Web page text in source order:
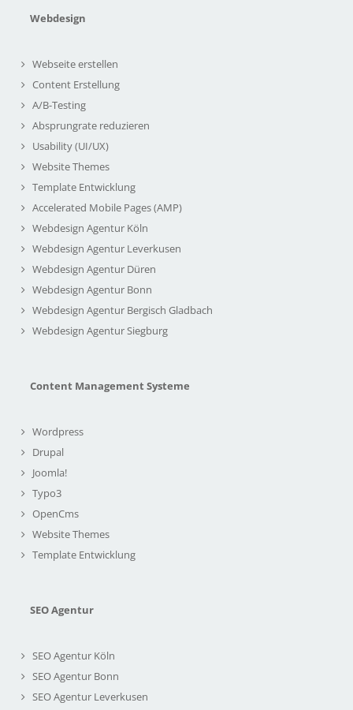
Webdesign
Webseite erstellen
Content Erstellung
A/B-Testing
Absprungrate reduzieren
Usability (UI/UX)
Website Themes
Template Entwicklung
Accelerated Mobile Pages (AMP)
Webdesign Agentur Köln
Webdesign Agentur Leverkusen
Webdesign Agentur Düren
Webdesign Agentur Bonn
Webdesign Agentur Bergisch Gladbach
Webdesign Agentur Siegburg
Content Management Systeme
Wordpress
Drupal
Joomla!
Typo3
OpenCms
Website Themes
Template Entwicklung
SEO Agentur
SEO Agentur Köln
SEO Agentur Bonn
SEO Agentur Leverkusen